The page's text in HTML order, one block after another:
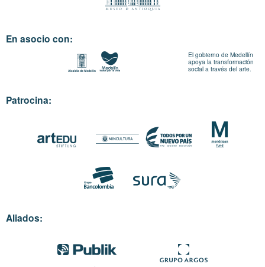
En asocio con:
El gobierno de Medellín
apoya la transformación
social a través del arte.
Patrocina:
Aliados: